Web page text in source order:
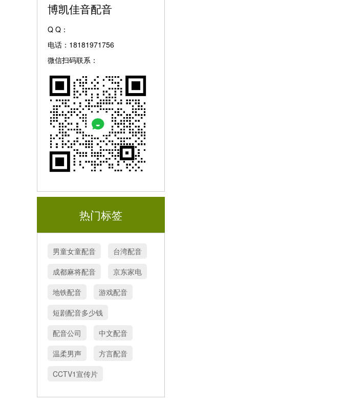
博凯佳音配音
Q Q：
电话：18181971756
微信扫码联系：
热门标签
男童女童配音
台湾配音
成都麻将配音
京东家电
地铁配音
游戏配音
短剧配音多少钱
配音公司
中文配音
温柔男声
方言配音
CCTV1宣传片